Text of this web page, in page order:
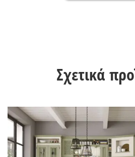
Σχετικά